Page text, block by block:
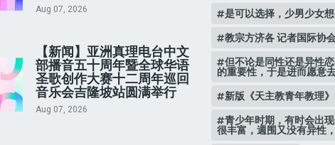
Aug 07, 2026
【新闻】亚洲真理电台中文
部播音五十周年暨全球华语
圣歌创作大赛十二周年巡回
音乐会吉隆坡站圆满举行
Aug 07, 2026
是可以选择，少男少女
教宗方济各 记者国际协
但不论是同性还是异性
的重要性，于是进而愿意
新版《天主教青年教理
青少年时期，有时会出
很丰富，週围又没有异性